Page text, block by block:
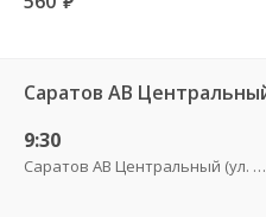
9:30
Саратов АВ Центральный (ул. им. Пугачева, 179 А)